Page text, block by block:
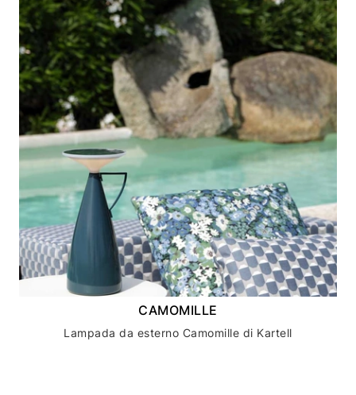
CAMOMILLE
Lampada da esterno Camomille di Kartell